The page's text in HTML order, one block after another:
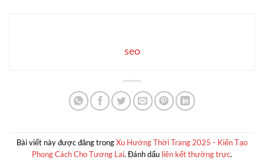
seo
Bài viết này được đăng trongXu Hướng Thời Trang 2025 - Kiến Tạo
Phong Cách Cho Tương Lai. Đánh dấu liên kết thường trực.